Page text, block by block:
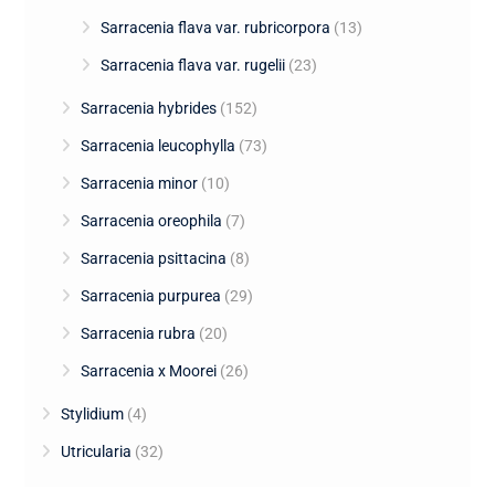
Sarracenia flava var. rubricorpora (13)
Sarracenia flava var. rugelii (23)
Sarracenia hybrides (152)
Sarracenia leucophylla (73)
Sarracenia minor (10)
Sarracenia oreophila (7)
Sarracenia psittacina (8)
Sarracenia purpurea (29)
Sarracenia rubra (20)
Sarracenia x Moorei (26)
Stylidium (4)
Utricularia (32)